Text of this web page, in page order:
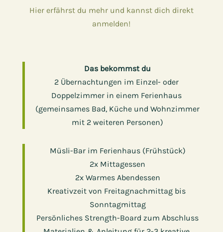
Hier erfährst du mehr und kannst dich direkt
anmelden!
Das bekommst du
2 Übernachtungen im Einzel- oder ​
Doppelzimmer in einem Ferienhaus ​
(gemeinsames Bad, Küche und Wohnzimmer
​mit 2 weiteren Personen)
Müsli-Bar im Ferienhaus (Frühstück)
2x Mittagessen
2x Warmes Abendessen
Kreativzeit von Freitagnachmittag bis ​
Sonntagmittag
Persönliches Strength-Board zum Abschluss